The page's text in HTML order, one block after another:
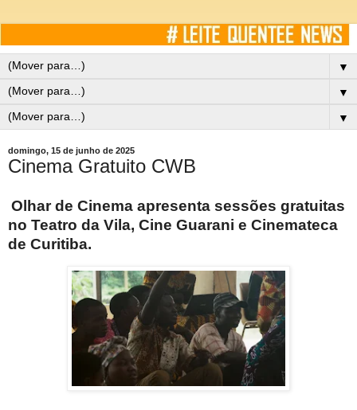
▼
▼
▼
domingo, 15 de junho de 2025
Cinema Gratuito CWB
Olhar de Cinema apresenta sessões gratuitas
no Teatro da Vila, Cine Guarani e Cinemateca
de Curitiba.